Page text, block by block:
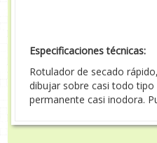
Especificaciones técnicas:
Rotulador de secado
dibujar sobre casi todo tipo
permanente casi inodora.